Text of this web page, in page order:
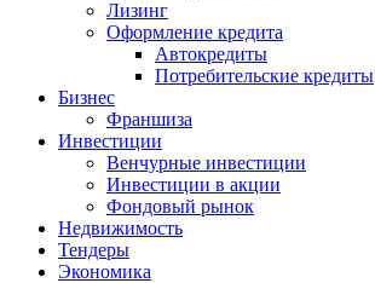
Лизинг
Оформление кредита
Автокредиты
Потребительские кредиты
Бизнес
Франшиза
Инвестиции
Венчурные инвестиции
Инвестиции в акции
Фондовый рынок
Недвижимость
Тендеры
Экономика